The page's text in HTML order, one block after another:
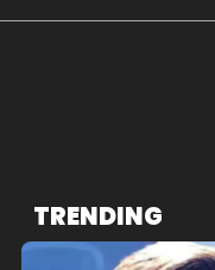
TRENDING